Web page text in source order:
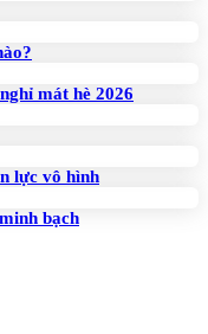
mát hè 2026
lực vô hình
bạch